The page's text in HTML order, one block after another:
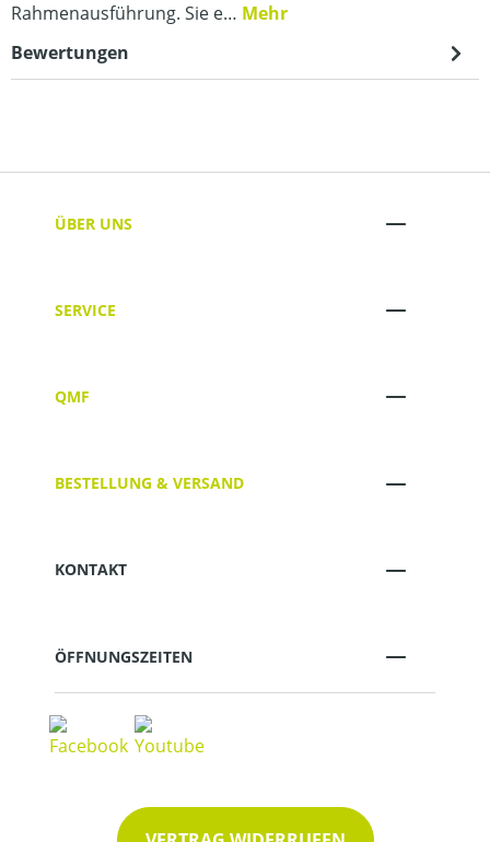
Rahmenausführung. Sie e… Mehr
Bewertungen
ÜBER UNS
SERVICE
QMF
BESTELLUNG & VERSAND
KONTAKT
ÖFFNUNGSZEITEN